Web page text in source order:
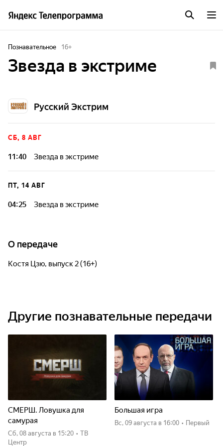
Познавательное 16+
Звезда в экстриме
Русский Экстрим
СБ, 8 АВГ
11:40 Звезда в экстриме
ПТ, 14 АВГ
04:25 Звезда в экстриме
О передаче
Костя Цзю, выпуск 2 (16+)
Другие познавательные передачи
СМЕРШ. Ловушка для
самурая
сб, 08 августа в 15:20 • ТВ
Центр
Большая игра
вс, 09 августа в 16:00 • Первый